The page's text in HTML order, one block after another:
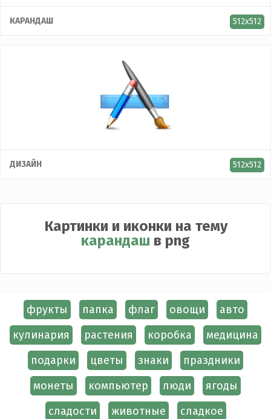
КАРАНДАШ 512x512
ДИЗАЙН 512x512
Картинки и иконки на тему
карандаш в png
фрукты папка флаг овощи
авто
кулинария
растения коробка
медицина
подарки
цветы знаки
праздники
монеты
компьютер люди
ягоды
сладости
животные сладкое